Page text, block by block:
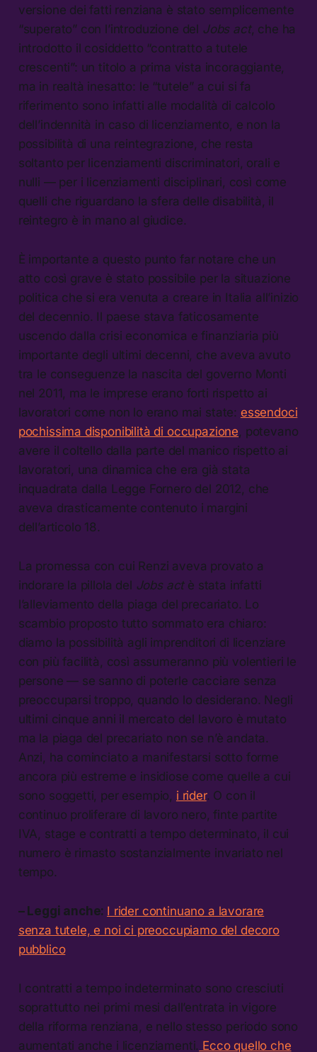
versione dei fatti renziana è stato semplicemente
“superato” con l’introduzione del Jobs act, che ha
introdotto il cosiddetto “contratto a tutele
crescenti”: un titolo a prima vista incoraggiante,
ma in realtà inesatto: le “tutele” a cui si fa
riferimento sono infatti alle modalità di calcolo
dell’indennità in caso di licenziamento, e non la
possibilità di una reintegrazione, che resta
soltanto per licenziamenti discriminatori, orali e
nulli — per i licenziamenti disciplinari, così come
quelli che riguardano la sfera delle disabilità, il
reintegro è in mano al giudice.
È importante a questo punto far notare che un
atto così grave è stato possibile per la situazione
politica che si era venuta a creare in Italia all’inizio
del decennio. Il paese stava faticosamente
uscendo dalla crisi economica e finanziaria più
importante degli ultimi decenni, che aveva avuto
tra le conseguenze la nascita del governo Monti
nel 2011, ma le imprese erano forti rispetto ai
lavoratori come non lo erano mai state: essendoci
pochissima disponibilità di occupazione, potevano
avere il coltello dalla parte del manico rispetto ai
lavoratori, una dinamica che era già stata
inquadrata dalla Legge Fornero del 2012, che
aveva drasticamente contenuto i margini
dell’articolo 18.
La promessa con cui Renzi aveva provato a
indorare la pillola del Jobs act è stata infatti
l’alleviamento della piaga del precariato. Lo
scambio proposto tutto sommato era chiaro:
diamo la possibilità agli imprenditori di licenziare
con più facilità, così assumeranno più volentieri le
persone — se sanno di poterle cacciare senza
preoccuparsi troppo, quando lo desiderano. Negli
ultimi cinque anni il mercato del lavoro è mutato
ma la piaga del precariato non se n’è andata.
Anzi, ha cominciato a manifestarsi sotto forme
ancora più estreme e insidiose come quelle a cui
sono soggetti, per esempio, i rider. O con il
continuo proliferare di lavoro nero, finte partite
IVA, stage e contratti a tempo determinato, il cui
numero è rimasto sostanzialmente invariato nel
tempo.
– Leggi anche: I rider continuano a lavorare
senza tutele, e noi ci preoccupiamo del decoro
pubblico
I contratti a tempo indeterminato sono cresciuti
soprattutto nei primi mesi dall’entrata in vigore
della riforma renziana, e nello stesso periodo sono
aumentati anche i licenziamenti. Ecco quello che